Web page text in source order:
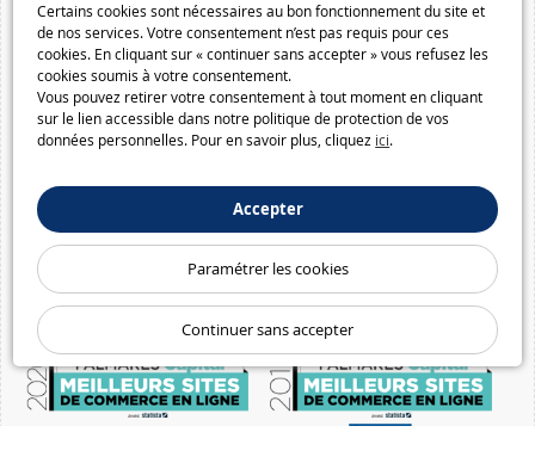
Certains cookies sont nécessaires au bon fonctionnement du site et
de nos services. Votre consentement n’est pas requis pour ces
cookies. En cliquant sur « continuer sans accepter » vous refusez les
cookies soumis à votre consentement.
Vous pouvez retirer votre consentement à tout moment en cliquant
sur le lien accessible dans notre politique de protection de vos
données personnelles. Pour en savoir plus, cliquez ici.
Accepter
Paramétrer les cookies
Continuer sans accepter